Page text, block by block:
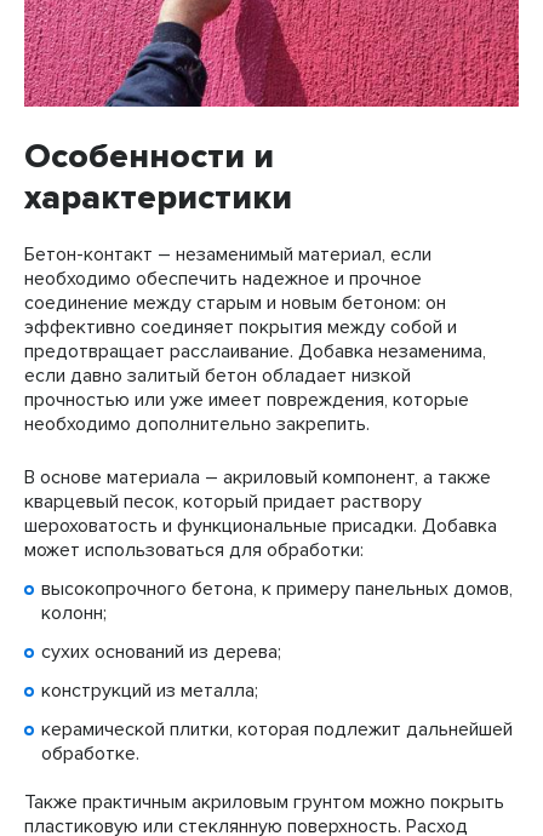
Особенности и
характеристики
Бетон-контакт – незаменимый материал, если
необходимо обеспечить надежное и прочное
соединение между старым и новым бетоном: он
эффективно соединяет покрытия между собой и
предотвращает расслаивание. Добавка незаменима,
если давно залитый бетон обладает низкой
прочностью или уже имеет повреждения, которые
необходимо дополнительно закрепить.
В основе материала – акриловый компонент, а также
кварцевый песок, который придает раствору
шероховатость и функциональные присадки. Добавка
может использоваться для обработки:
высокопрочного бетона, к примеру панельных домов,
колонн;
сухих оснований из дерева;
конструкций из металла;
керамической плитки, которая подлежит дальнейшей
обработке.
Также практичным акриловым грунтом можно покрыть
пластиковую или стеклянную поверхность. Расход